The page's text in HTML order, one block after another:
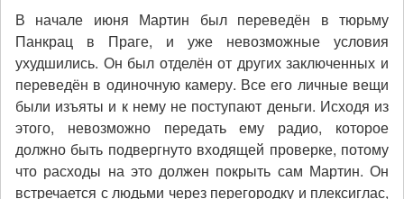
В начале июня Мартин был переведён в тюрьму
Панкрац в Праге, и уже невозможные условия
ухудшились. Он был отделён от других заключенных и
переведён в одиночную камеру. Все его личные вещи
были изъяты и к нему не поступают деньги. Исходя из
этого, невозможно передать ему радио, которое
должно быть подвергнуто входящей проверке, потому
что расходы на это должен покрыть сам Мартин. Он
встречается с людьми через перегородку и плексиглас,